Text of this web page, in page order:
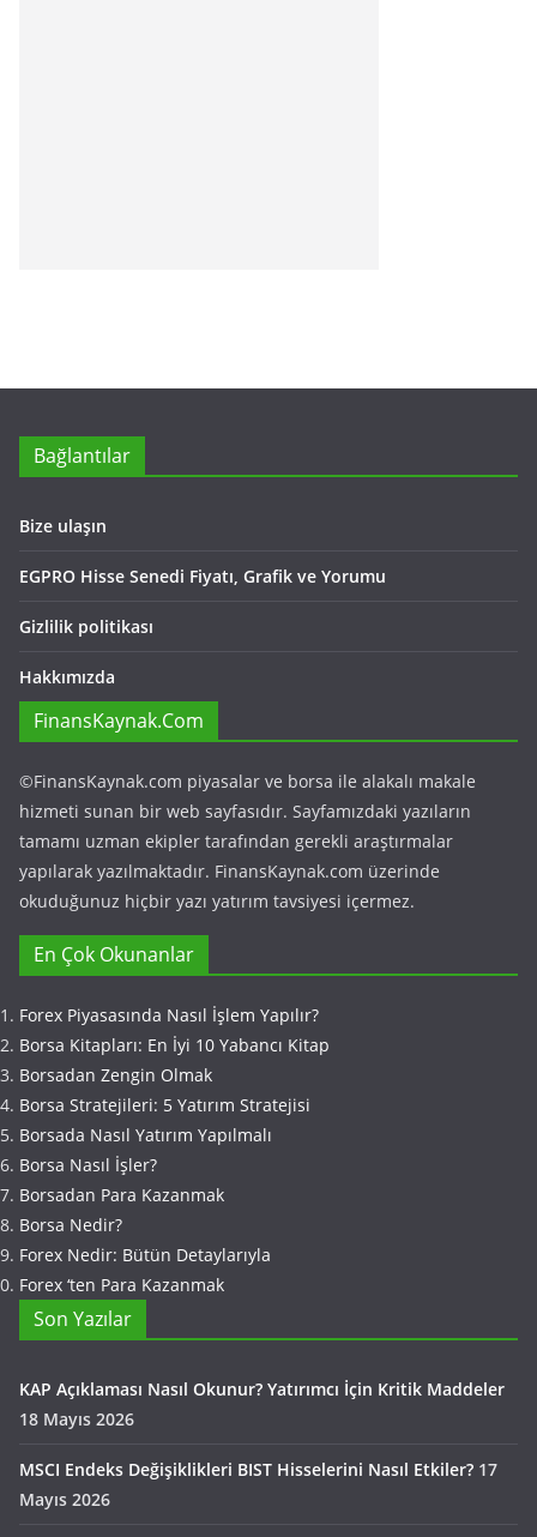
Bağlantılar
Bize ulaşın
EGPRO Hisse Senedi Fiyatı, Grafik ve Yorumu
Gizlilik politikası
Hakkımızda
FinansKaynak.Com
©FinansKaynak.com piyasalar ve borsa ile alakalı makale
hizmeti sunan bir web sayfasıdır. Sayfamızdaki yazıların
tamamı uzman ekipler tarafından gerekli araştırmalar
yapılarak yazılmaktadır. FinansKaynak.com üzerinde
okuduğunuz hiçbir yazı yatırım tavsiyesi içermez.
En Çok Okunanlar
Forex Piyasasında Nasıl İşlem Yapılır?
Borsa Kitapları: En İyi 10 Yabancı Kitap
Borsadan Zengin Olmak
Borsa Stratejileri: 5 Yatırım Stratejisi
Borsada Nasıl Yatırım Yapılmalı
Borsa Nasıl İşler?
Borsadan Para Kazanmak
Borsa Nedir?
Forex Nedir: Bütün Detaylarıyla
Forex ‘ten Para Kazanmak
Son Yazılar
KAP Açıklaması Nasıl Okunur? Yatırımcı İçin Kritik Maddeler
18 Mayıs 2026
MSCI Endeks Değişiklikleri BIST Hisselerini Nasıl Etkiler? 17
Mayıs 2026